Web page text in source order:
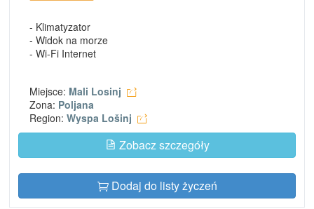
- Klimatyzator
- Widok na morze
- Wi-Fi Internet
Miejsce: Mali Losinj
Zona: Poljana
Region: Wyspa Lošinj
Zobacz szczegóły
Dodaj do listy życzeń